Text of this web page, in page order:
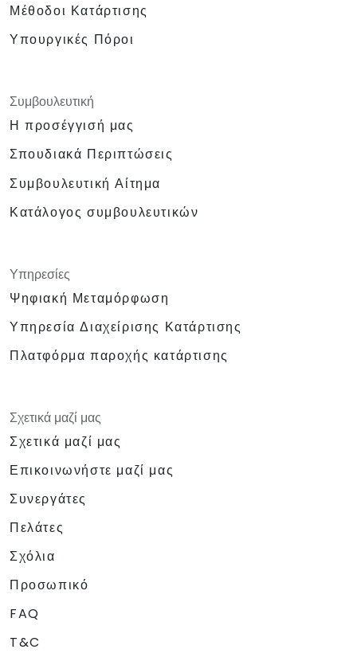
Μέθοδοι Κατάρτισης
Υπουργικές Πόροι
Συμβουλευτική
Η προσέγγισή μας
Σπουδιακά Περιπτώσεις
Συμβουλευτική Αίτημα
Κατάλογος συμβουλευτικών
Υπηρεσίες
Ψηφιακή Μεταμόρφωση
Υπηρεσία Διαχείρισης Κατάρτισης
Πλατφόρμα παροχής κατάρτισης
Σχετικά μαζί μας
Σχετικά μαζί μας
Επικοινωνήστε μαζί μας
Συνεργάτες
Πελάτες
Σχόλια
Προσωπικό
FAQ
T&C